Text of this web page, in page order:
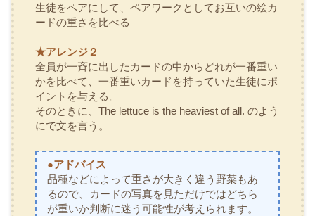
生徒をペアにして、ペアワークとしてお互いの絵カ
ードの重さを比べる
★アレンジ２
全員が一斉に出したカードの中からどれが一番重い
かを比べて、一番重いカードを持っていた生徒にポ
イントを与える。
そのときに、 The lettuce is the heaviest of all. のよう
にで文を言う。
●アドバイス
品種などによって重さが大きく違う野菜もあ
るので、カードの写真を見ただけではどちら
が重いか判断に迷う可能性が考えられます。